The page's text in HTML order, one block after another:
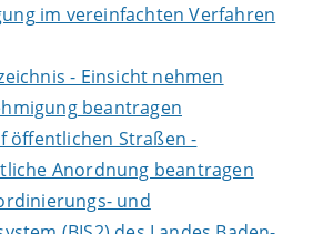
im vereinfachten Verfahren
- Einsicht nehmen
beantragen
öffentlichen Straßen -
Anordnung beantragen
und